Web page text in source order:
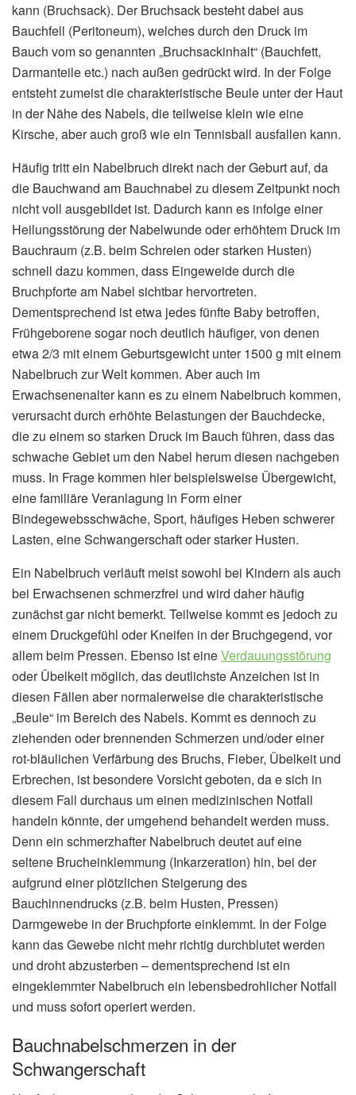
kann (Bruchsack). Der Bruchsack besteht dabei aus
Bauchfell (Peritoneum), welches durch den Druck im
Bauch vom so genannten „Bruchsackinhalt“ (Bauchfett,
Darmanteile etc.) nach außen gedrückt wird. In der Folge
entsteht zumeist die charakteristische Beule unter der Haut
in der Nähe des Nabels, die teilweise klein wie eine
Kirsche, aber auch groß wie ein Tennisball ausfallen kann.
Häufig tritt ein Nabelbruch direkt nach der Geburt auf, da
die Bauchwand am Bauchnabel zu diesem Zeitpunkt noch
nicht voll ausgebildet ist. Dadurch kann es infolge einer
Heilungsstörung der Nabelwunde oder erhöhtem Druck im
Bauchraum (z.B. beim Schreien oder starken Husten)
schnell dazu kommen, dass Eingeweide durch die
Bruchpforte am Nabel sichtbar hervortreten.
Dementsprechend ist etwa jedes fünfte Baby betroffen,
Frühgeborene sogar noch deutlich häufiger, von denen
etwa 2/3 mit einem Geburtsgewicht unter 1500 g mit einem
Nabelbruch zur Welt kommen. Aber auch im
Erwachsenenalter kann es zu einem Nabelbruch kommen,
verursacht durch erhöhte Belastungen der Bauchdecke,
die zu einem so starken Druck im Bauch führen, dass das
schwache Gebiet um den Nabel herum diesen nachgeben
muss. In Frage kommen hier beispielsweise Übergewicht,
eine familiäre Veranlagung in Form einer
Bindegewebsschwäche, Sport, häufiges Heben schwerer
Lasten, eine Schwangerschaft oder starker Husten.
Ein Nabelbruch verläuft meist sowohl bei Kindern als auch
bei Erwachsenen schmerzfrei und wird daher häufig
zunächst gar nicht bemerkt. Teilweise kommt es jedoch zu
einem Druckgefühl oder Kneifen in der Bruchgegend, vor
allem beim Pressen. Ebenso ist eineVerdauungsstörung
oder Übelkeit möglich, das deutlichste Anzeichen ist in
diesen Fällen aber normalerweise die charakteristische
„Beule“ im Bereich des Nabels. Kommt es dennoch zu
ziehenden oder brennenden Schmerzen und/oder einer
rot-bläulichen Verfärbung des Bruchs, Fieber, Übelkeit und
Erbrechen, ist besondere Vorsicht geboten, da e sich in
diesem Fall durchaus um einen medizinischen Notfall
handeln könnte, der umgehend behandelt werden muss.
Denn ein schmerzhafter Nabelbruch deutet auf eine
seltene Brucheinklemmung (Inkarzeration) hin, bei der
aufgrund einer plötzlichen Steigerung des
Bauchinnendrucks (z.B. beim Husten, Pressen)
Darmgewebe in der Bruchpforte einklemmt. In der Folge
kann das Gewebe nicht mehr richtig durchblutet werden
und droht abzusterben – dementsprechend ist ein
eingeklemmter Nabelbruch ein lebensbedrohlicher Notfall
und muss sofort operiert werden.
Bauchnabelschmerzen in der
Schwangerschaft